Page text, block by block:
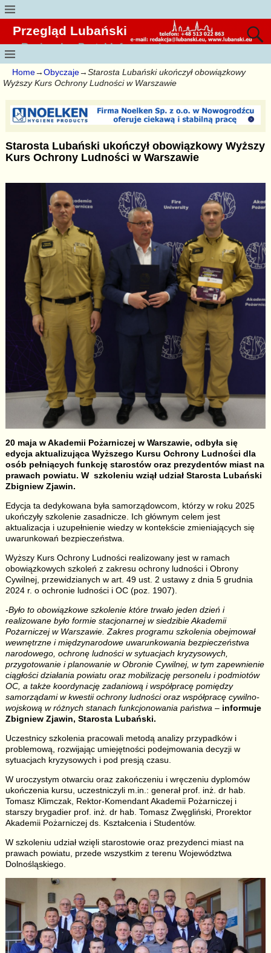
Przegląd Lubański
Regionalny Portal Informacyjny
Home→Obyczaje→Starosta Lubański ukończył obowiązkowy
Wyższy Kurs Ochrony Ludności w Warszawie
Starosta Lubański ukończył obowiązkowy Wyższy
Kurs Ochrony Ludności w Warszawie
20 maja w Akademii Pożarniczej w Warszawie, odbyła się
edycja aktualizująca Wyższego Kursu Ochrony Ludności dla
osób pełniących funkcję starostów oraz prezydentów miast na
prawach powiatu. W szkoleniu wziął udział Starosta Lubański
Zbigniew Zjawin.
Edycja ta dedykowana była samorządowcom, którzy w roku 2025
ukończyły szkolenie zasadnicze. Ich głównym celem jest
aktualizacja i uzupełnienie wiedzy w kontekście zmieniających się
uwarunkowań bezpieczeństwa.
Wyższy Kurs Ochrony Ludności realizowany jest w ramach
obowiązkowych szkoleń z zakresu ochrony ludności i Obrony
Cywilnej, przewidzianych w art. 49 ust. 2 ustawy z dnia 5 grudnia
2024 r. o ochronie ludności i OC (poz. 1907).
-Było to obowiązkowe szkolenie które trwało jeden dzień i
realizowane było formie stacjonarnej w siedzibie Akademii
Pożarniczej w Warszawie. Zakres programu szkolenia obejmował
wewnętrzne i międzynarodowe uwarunkowania bezpieczeństwa
narodowego, ochronę ludności w sytuacjach kryzysowych,
przygotowanie i planowanie w Obronie Cywilnej, w tym zapewnienie
ciągłości działania powiatu oraz mobilizację personelu i podmiotów
OC, a także koordynację zadaniową i współpracę pomiędzy
samorządami w kwestii ochrony ludności oraz współpracę cywilno-
wojskową w różnych stanach funkcjonowania państwa – informuje
Zbigniew Zjawin, Starosta Lubański.
Uczestnicy szkolenia pracowali metodą analizy przypadków i
problemową, rozwijając umiejętności podejmowania decyzji w
sytuacjach kryzysowych i pod presją czasu.
W uroczystym otwarciu oraz zakończeniu i wręczeniu dyplomów
ukończenia kursu, uczestniczyli m.in.: generał prof. inż. dr hab.
Tomasz Klimczak, Rektor-Komendant Akademii Pożarniczej i
starszy brygadier prof. inż. dr hab. Tomasz Zwęgliński, Prorektor
Akademii Pożarniczej ds. Kształcenia i Studentów.
W szkoleniu udział wzięli starostowie oraz prezydenci miast na
prawach powiatu, przede wszystkim z terenu Województwa
Dolnośląskiego.